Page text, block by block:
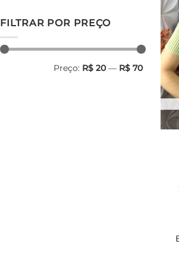
FILTRAR POR PREÇO
Preço: R$ 20— R$ 70